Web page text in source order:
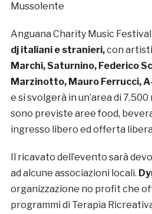
Mussolente
Anguana Charity Music
dj italiani e stranieri,con
Marchi, Saturnino, Federico
Marzinotto, Mauro Ferrucci,
e si svolgerà in un’area di
sono previste aree food,
ingresso libero ed offerta
Il ricavato dell’evento sarà
ad alcune associazioni locali.
organizzazione no profit che
programmi di Terapia